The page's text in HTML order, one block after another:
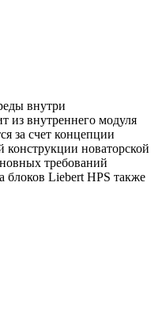
внутри
из внутреннего модуля
за счет концепции
новаторской
требований
Liebert HPS также